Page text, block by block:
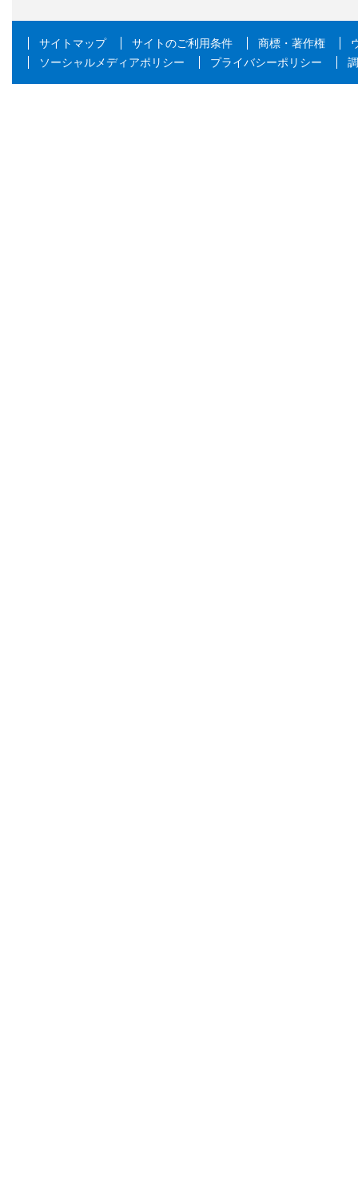
サイトマップ サイトのご利用条件 商標・著作権
ソーシャルメディアポリシー
プライバシーポリシー